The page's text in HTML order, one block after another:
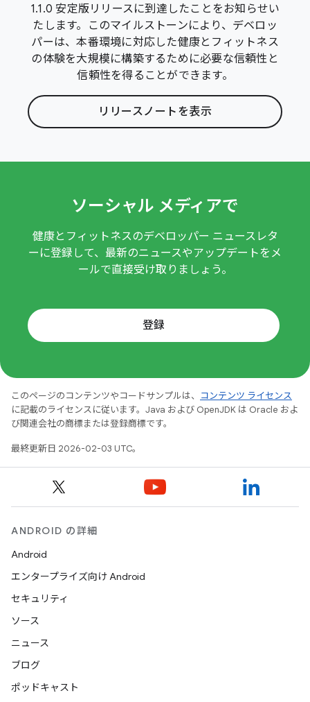
1.1.0 安定版リリースに到達したことをお知らせい
たします。このマイルストーンにより、デベロッ
パーは、本番環境に対応した健康とフィットネス
の体験を大規模に構築するために必要な信頼性と
信頼性を得ることができます。
リリースノートを表示
ソーシャル メディアで
健康とフィットネスのデベロッパー ニュースレタ
ーに登録して、最新のニュースやアップデートをメ
ールで直接受け取りましょう。
登録
このページのコンテンツやコードサンプルは、
コンテンツ ライセンス
に記載のライセンスに従います。Java および OpenJDK は Oracle およ
び関連会社の商標または登録商標です。
最終更新日 2026-02-03 UTC。
ANDROID の詳細
Android
エンタープライズ向け Android
セキュリティ
ソース
ニュース
ブログ
ポッドキャスト